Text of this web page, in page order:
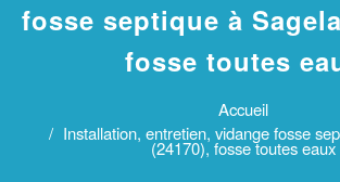
fosse septique à
fosse toutes
Accueil
Installation, entretien, vidange fosse
(24170), fosse toutes eaux